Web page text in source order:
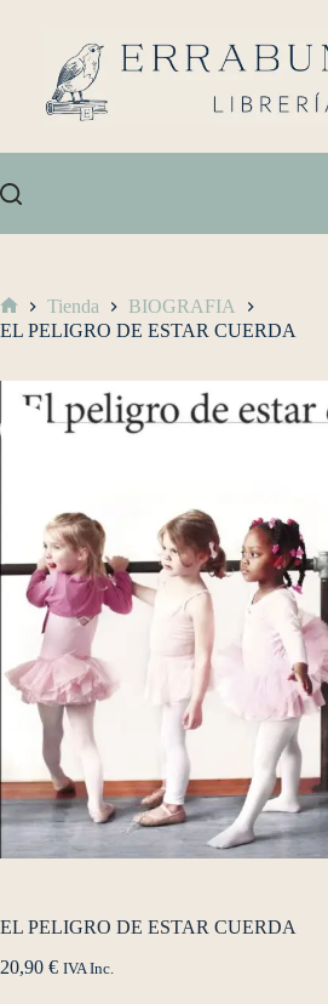
Tienda
BIOGRAFIA
EL PELIGRO DE ESTAR CUERDA
EL PELIGRO DE ESTAR CUERDA
20,90 € IVA Inc.